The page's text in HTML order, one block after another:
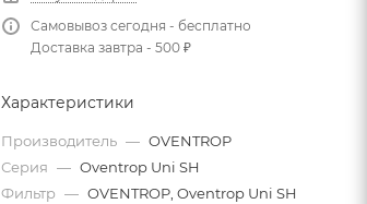
Самовывоз сегодня - бесплатно
Доставка завтра - 500 ₽
Характеристики
Производитель — OVENTROP
Серия — Oventrop Uni SH
Фильтр — OVENTROP, Oventrop Uni SH